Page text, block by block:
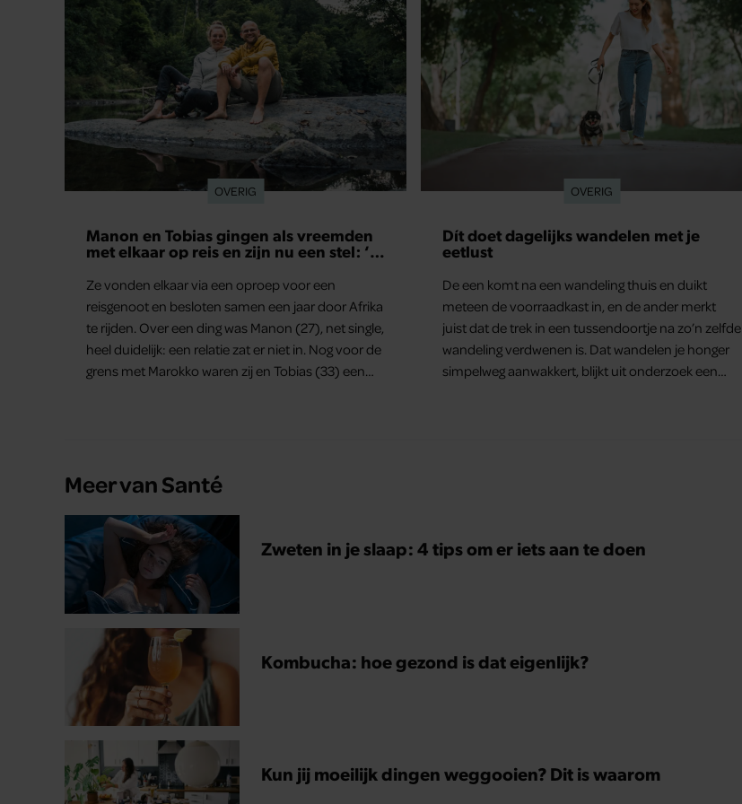
OVERIG
Manon en Tobias gingen als vreemden
met elkaar op reis en zijn nu een stel: ‘Ik
Ze vonden elkaar via een oproep voor een
reisgenoot en besloten samen een jaar door Afrika
te rijden. Over een ding was Manon (27), net single,
heel duidelijk: een relatie zat er niet in. Nog voor de
grens met Marokko waren zij en Tobias (33) een
OVERIG
Dít doet dagelijks wandelen met je
eetlust
De een komt na een wandeling thuis en duikt
meteen de voorraadkast in, en de ander merkt
juist dat de trek in een tussendoortje na zo’n zelfde
wandeling verdwenen is. Dat wandelen je honger
simpelweg aanwakkert, blijkt uit onderzoek een
Meer van Santé
Zweten in je slaap: 4 tips om er iets aan te doen
Kombucha: hoe gezond is dat eigenlijk?
Kun jij moeilijk dingen weggooien? Dit is waarom